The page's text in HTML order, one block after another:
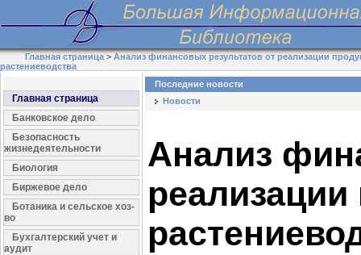
Главная страница>Анализ финансовых результатов от реализации
растениеводства
Главная страница
Банковское дело
Безопасность
жизнедеятельности
Биология
Биржевое дело
Ботаника и сельское хоз-
во
Бухгалтерский учет и
аудит
Последние новости
Новости
Анализ